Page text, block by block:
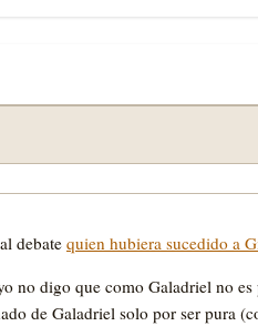
debate quien hubiera sucedido a
no digo que como Galadriel no
de Galadriel solo por ser pura